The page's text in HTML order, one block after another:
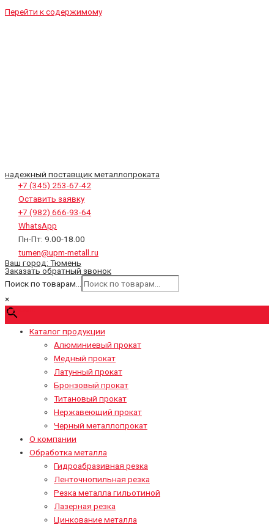
Перейти к содержимому
надежный поставщик металлопроката
+7 (345) 253-67-42
Оставить заявку
+7 (982) 666-93-64
WhatsApp
Пн-Пт: 9.00-18.00
tumen@upm-metall.ru
Ваш город: Тюмень
Заказать обратный звонок
Поиск по товарам...
×
0₽
Каталог продукции
Алюминиевый прокат
Медный прокат
Латунный прокат
Бронзовый прокат
Титановый прокат
Нержавеющий прокат
Черный металлопрокат
О компании
Обработка металла
Гидроабразивная резка
Ленточнопильная резка
Резка металла гильотиной
Лазерная резка
Цинкование металла